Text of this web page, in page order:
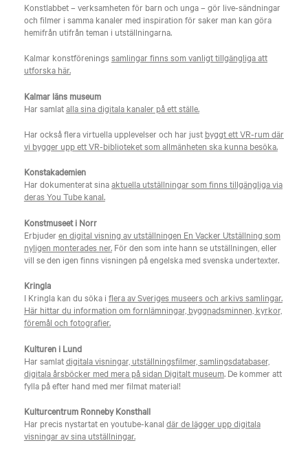
Konstlabbet – verksamheten för barn och unga – gör live-sändningar
och filmer i samma kanaler med inspiration för saker man kan göra
hemifrån utifrån teman i utställningarna.
Kalmar konstföreningssamlingar finns som vanligt tillgängliga att
utforska här.
Kalmar läns museum
Har samlatalla sina digitala kanaler på ett ställe.
Har också flera virtuella upplevelser och har just byggt ett VR-rum där
vi bygger upp ett VR-biblioteket som allmänheten ska kunna besöka.
Konstakademien
Har dokumenterat sinaaktuella utställningar som finns tillgängliga via
deras You Tube kanal.
Konstmuseet i Norr
Erbjuder en digital visning av utställningen En Vacker Utställning som
nyligen monterades ner.För den som inte hann se utställningen, eller
vill se den igen finns visningen på engelska med svenska undertexter.
Kringla
I Kringla kan du söka i flera av Sveriges museers och arkivs samlingar.
Här hittar du information om fornlämningar, byggnadsminnen, kyrkor,
föremål och fotografier.
Kulturen i Lund
Har samlatdigitala visningar, utställningsfilmer, samlingsdatabaser,
digitala årsböcker med mera på sidan Digitalt museum. De kommer att
fylla på efter hand med mer filmat material!
Kulturcentrum Ronneby Konsthall
Har precis nystartat en youtube-kanal där de lägger upp digitala
visningar av sina utställningar.